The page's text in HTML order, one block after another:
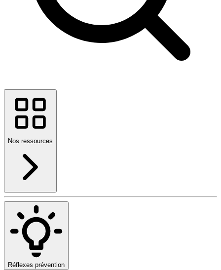
Nos ressources
Réflexes prévention